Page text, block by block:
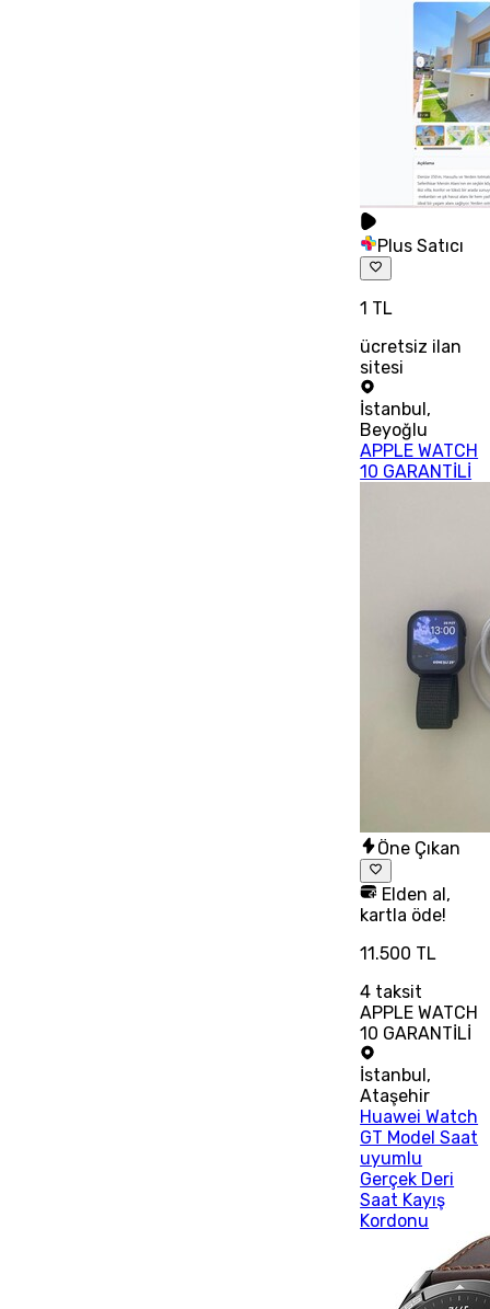
Plus Satıcı
1 TL
ücretsiz ilan
sitesi
İstanbul,
Beyoğlu
APPLE WATCH
10 GARANTİLİ
Öne Çıkan
Elden al,
kartla öde!
11.500 TL
4 taksit
APPLE WATCH
10 GARANTİLİ
İstanbul ,
Ataşehir
Huawei Watch
GT Model Saat
uyumlu
Gerçek Deri
Saat Kayış
Kordonu